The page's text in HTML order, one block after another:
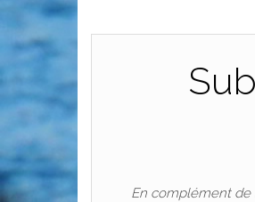
En complément de